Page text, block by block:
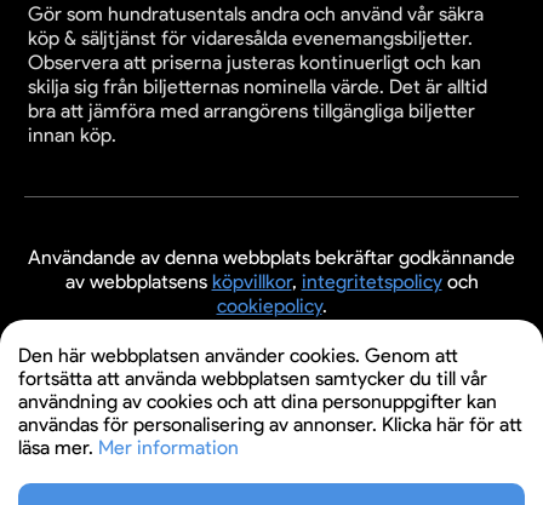
Gör som hundratusentals andra och använd vår säkra
köp & säljtjänst för vidaresålda evenemangsbiljetter.
Observera att priserna justeras kontinuerligt och kan
skilja sig från biljetternas nominella värde. Det är alltid
bra att jämföra med arrangörens tillgängliga biljetter
innan köp.
Användande av denna webbplats bekräftar godkännande
av webbplatsens köpvillkor, integritetspolicyoch
cookiepolicy.
© 2026 Evenemangsbiljetter.se
Den här webbplatsen använder cookies. Genom att
fortsätta att använda webbplatsen samtycker du till vår
användning av cookies och att dina personuppgifter kan
användas för personalisering av annonser. Klicka här för att
läsa mer. Mer information